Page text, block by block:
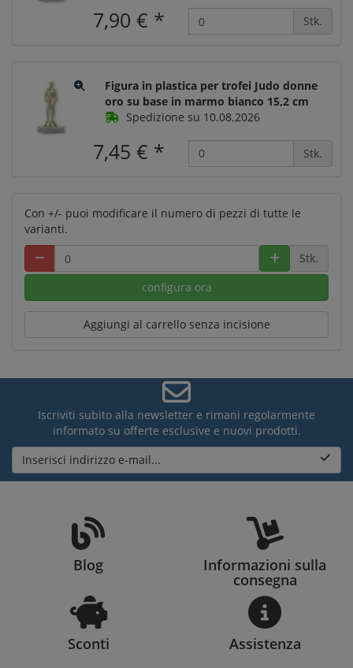
7,90 € * Stk.
Figura in plastica per trofei Judo donne
oro su base in marmo bianco 15,2 cm
Spedizione su 10.08.2026
7,45 € * Stk.
Con +/- puoi modificare il numero di pezzi di tutte le
varianti.
Stk.
configura ora
Aggiungi al carrello senza incisione
Iscriviti subito alla newsletter e rimani regolarmente
informato su offerte esclusive e nuovi prodotti.
Inserisci indirizzo e-mail...
Blog Informazioni sulla
consegna
Sconti Assistenza